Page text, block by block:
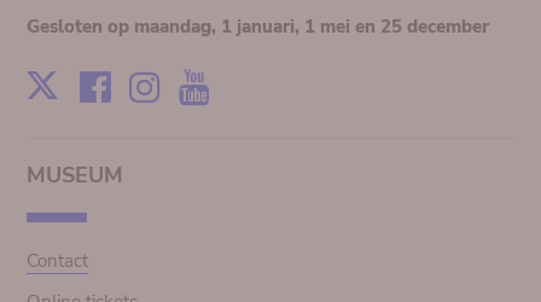
Gesloten op maandag, 1 januari, 1 mei en 25 december
X Facebook
Instagram
MUSEUM
Contact